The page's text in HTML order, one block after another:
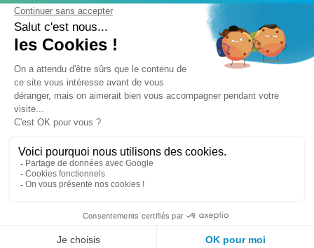
ACTUALITÉS
Mentions légales
Conditions générales de ventes
Plateforme de signalement